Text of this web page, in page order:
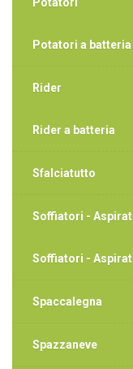
Potatori a batteria
Rider
Rider a batteria
Sfalciatutto
Soffiatori -
Soffiatori -
Spaccalegna
Spazzaneve